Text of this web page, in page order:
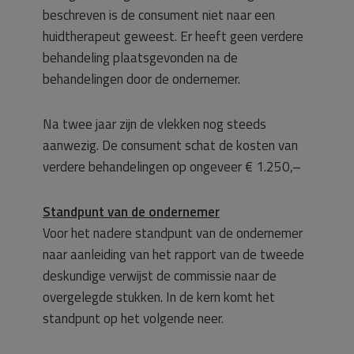
beschreven is de consument niet naar een
huidtherapeut geweest. Er heeft geen verdere
behandeling plaatsgevonden na de
behandelingen door de ondernemer.
Na twee jaar zijn de vlekken nog steeds
aanwezig. De consument schat de kosten van
verdere behandelingen op ongeveer € 1.250,–
Standpunt van de ondernemer
Voor het nadere standpunt van de ondernemer
naar aanleiding van het rapport van de tweede
deskundige verwijst de commissie naar de
overgelegde stukken. In de kern komt het
standpunt op het volgende neer.